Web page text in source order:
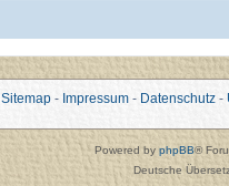
Sitemap- Impressum- Datenschutz-
Powered by phpBB®
Deutsche